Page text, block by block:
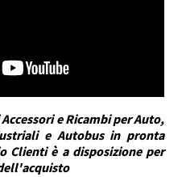
e Ricambi per Auto,
e Autobus in pronta
Clienti è a disposizione per